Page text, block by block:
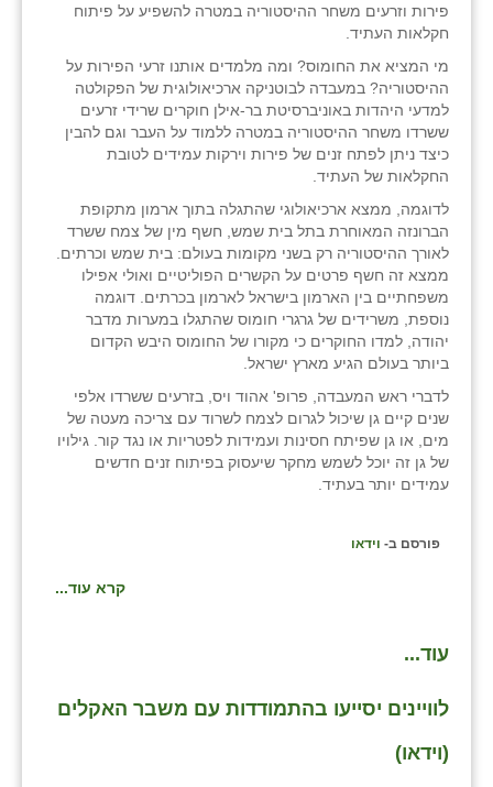
פירות וזרעים משחר ההיסטוריה במטרה להשפיע על פיתוח
חקלאות העתיד.
מי המציא את החומוס? ומה מלמדים אותנו זרעי הפירות על
ההיסטוריה? במעבדה לבוטניקה ארכיאולוגית של הפקולטה
למדעי היהדות באוניברסיטת בר-אילן חוקרים שרידי זרעים
ששרדו משחר ההיסטוריה במטרה ללמוד על העבר וגם להבין
כיצד ניתן לפתח זנים של פירות וירקות עמידים לטובת
החקלאות של העתיד.
לדוגמה, ממצא ארכיאולוגי שהתגלה בתוך ארמון מתקופת
הברונזה המאוחרת בתל בית שמש, חשף מין של צמח ששרד
לאורך ההיסטוריה רק בשני מקומות בעולם: בית שמש וכרתים.
ממצא זה חשף פרטים על הקשרים הפוליטיים ואולי אפילו
משפחתיים בין הארמון בישראל לארמון בכרתים. דוגמה
נוספת, משרידים של גרגרי חומוס שהתגלו במערות מדבר
יהודה, למדו החוקרים כי מקורו של החומוס היבש הקדום
ביותר בעולם הגיע מארץ ישראל.
לדברי ראש המעבדה, פרופ' אהוד ויס, בזרעים ששרדו אלפי
שנים קיים גן שיכול לגרום לצמח לשרוד עם צריכה מעטה של
מים, או גן שפיתח חסינות ועמידות לפטריות או נגד קור. גילויו
של גן זה יוכל לשמש מחקר שיעסוק בפיתוח זנים חדשים
עמידים יותר בעתיד.
פורסם ב- וידאו
קרא עוד...
עוד...
לוויינים יסייעו בהתמודדות עם משבר האקלים
(וידאו)